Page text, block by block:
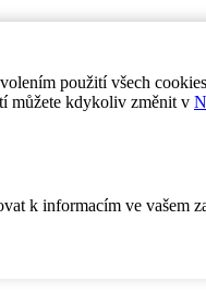
použití všech
můžete kdykoliv změnit v
k informacím ve vašem